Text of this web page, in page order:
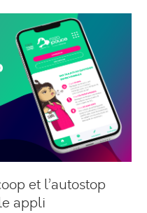
et l’autostop
appli